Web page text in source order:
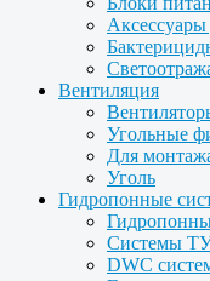
Аксессуары
Вентиляция
Угольные
Для
Уголь
Гидропонные
Системы
DWC